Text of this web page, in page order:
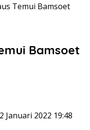
Temui Bamsoet
Bamsoet
Januari 2022 19:48